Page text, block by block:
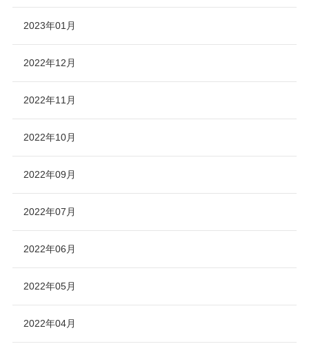
2023年01月
2022年12月
2022年11月
2022年10月
2022年09月
2022年07月
2022年06月
2022年05月
2022年04月